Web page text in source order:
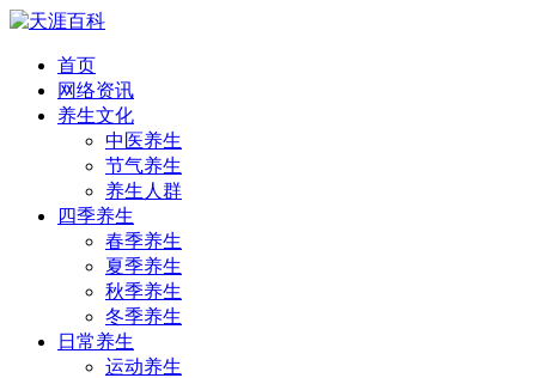
首页
网络资讯
养生文化
中医养生
节气养生
养生人群
四季养生
春季养生
夏季养生
秋季养生
冬季养生
日常养生
运动养生